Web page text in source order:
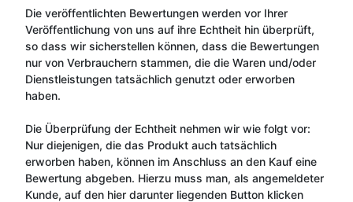
Die veröffentlichten Bewertungen werden vor Ihrer
Veröffentlichung von uns auf ihre Echtheit hin überprüft,
so dass wir sicherstellen können, dass die Bewertungen
nur von Verbrauchern stammen, die die Waren und/oder
Dienstleistungen tatsächlich genutzt oder erworben
haben.
Die Überprüfung der Echtheit nehmen wir wie folgt vor:
Nur diejenigen, die das Produkt auch tatsächlich
erworben haben, können im Anschluss an den Kauf eine
Bewertung abgeben. Hierzu muss man, als angemeldeter
Kunde, auf den hier darunter liegenden Button klicken